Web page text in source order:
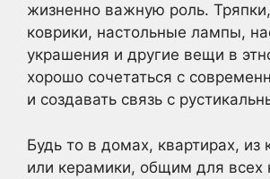
жизненно важную роль.
коврики, настольные лампы,
украшения и другие вещи в
хорошо сочетаться с
и создавать связь с
Будь то в домах, квартирах, из
или керамики, общим для всех